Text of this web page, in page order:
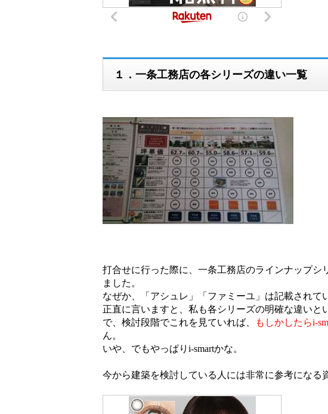
１．一条工務店の各シリーズの違い一覧
打合せに行った際に、一条工務店のラインナップシ
ました。
なぜか、「アシュレ」「ファミーユ」は記載されて
正直に言いますと、私も各シリーズの明確な違いと
で、検討段階でこれを見ていれば、
もしかしたらi-
ん。
いや、でもやっぱりi-smartかな。
今から建築を検討している人には非常に参考になる